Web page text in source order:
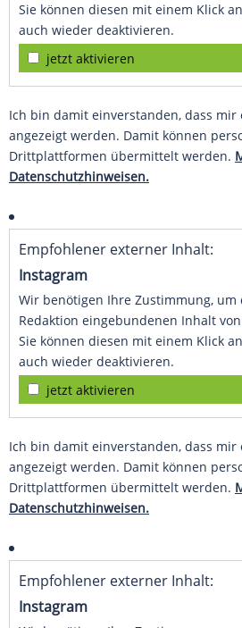
Sie können diesen mit einem Klick
auch wieder deaktivieren.
jetzt aktivieren
Ich bin damit einverstanden, dass mir
angezeigt werden. Damit können
Drittplattformen übermittelt werden.
Datenschutzhinweisen.
Empfohlener externer Inhalt:
Instagram
Wir benötigen Ihre Zustimmung, um
Redaktion eingebundenen Inhalt
Sie können diesen mit einem Klick
auch wieder deaktivieren.
jetzt aktivieren
Ich bin damit einverstanden, dass mir
angezeigt werden. Damit können
Drittplattformen übermittelt werden.
Datenschutzhinweisen.
Empfohlener externer Inhalt:
Instagram